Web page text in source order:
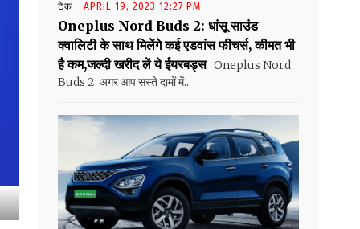
टेक APRIL 19, 2023 12:27 PM
Oneplus Nord Buds 2: धांसू साउंड
क्वालिटी के साथ मिलेंगे कई एडवांस फीचर्स, कीमत भी
है कम,जल्दी खरीद लें ये ईयरबड्स Oneplus Nord
Buds 2: अगर आप सस्ते दामों में...